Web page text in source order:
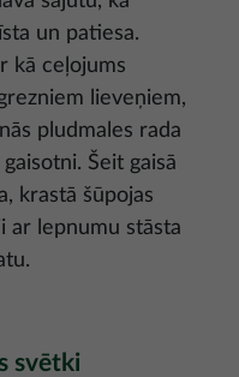
un patiesa.
kā ceļojums
lieveņiem,
pludmales rada
Šeit gaisā
krastā šūpojas
ar lepnumu stāsta
svētki